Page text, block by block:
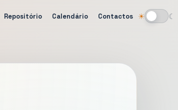
Repositório Calendário Contactos ☀ ☾
Alternar tema